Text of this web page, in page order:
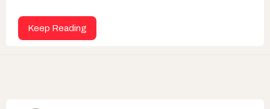
Keep Reading